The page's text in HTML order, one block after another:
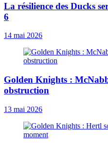
La résilience des Ducks
6
14 mai 2026
Golden Knights :
obstruction
13 mai 2026